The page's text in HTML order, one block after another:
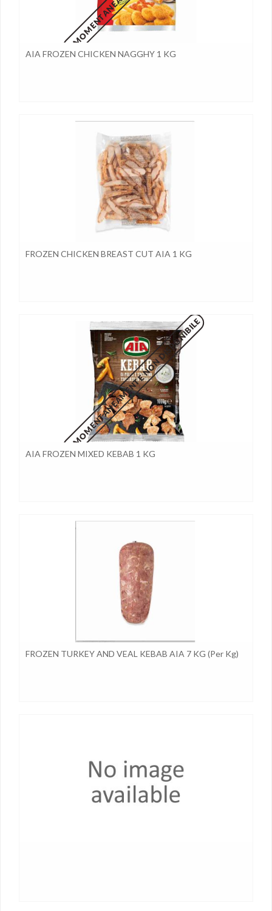
AIA FROZEN CHICKEN NAGGHY 1 KG
FROZEN CHICKEN BREAST CUT AIA 1 KG
MOMENTANEAMENTE NON DISPONIBILE
AIA FROZEN MIXED KEBAB 1 KG
FROZEN TURKEY AND VEAL KEBAB AIA 7 KG (per Kg)